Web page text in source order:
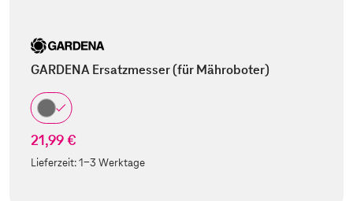
GARDENA Ersatzmesser (für Mähroboter)
21,99 €
Lieferzeit:1-3 Werktage